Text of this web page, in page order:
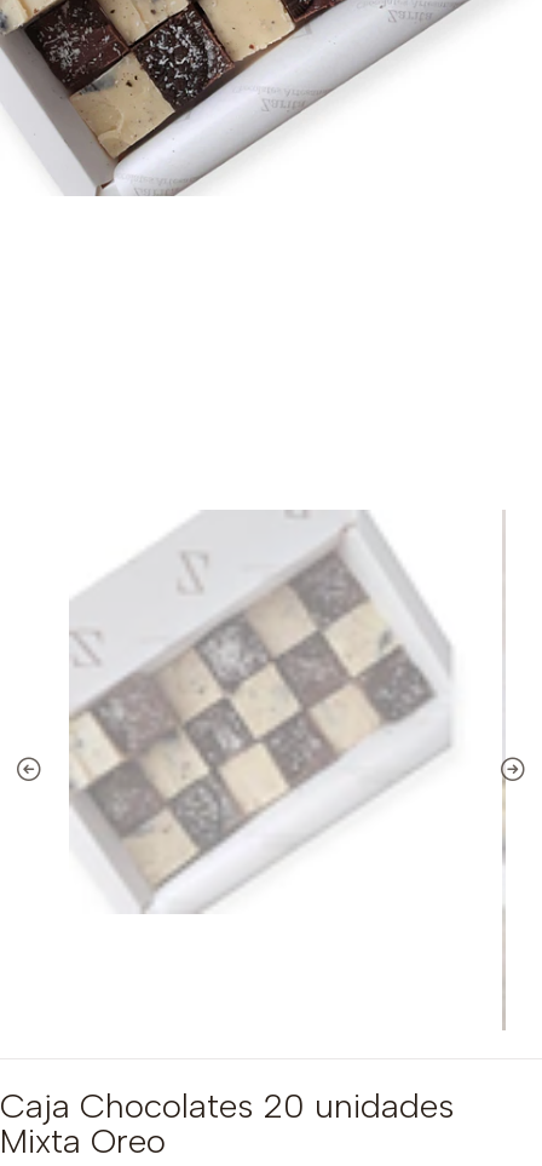
Caja Chocolates 20 unidades
Mixta Oreo